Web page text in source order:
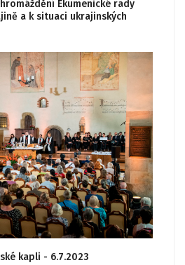
Ekumenické rady
a k situaci ukrajinských
kapli - 6.7.2023